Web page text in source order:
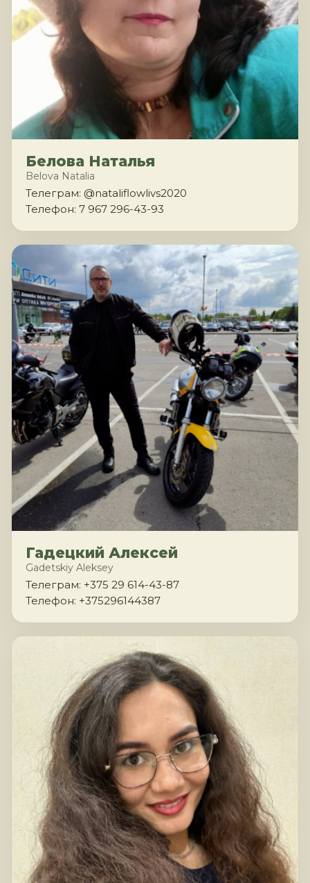
Белова Наталья
Belova Natalia
Телеграм: @nataliflowlivs2020
Телефон: 7 967 296-43-93
Гадецкий Алексей
Gadetskiy Aleksey
Телеграм: +375 29 614-43-87
Телефон: +375296144387